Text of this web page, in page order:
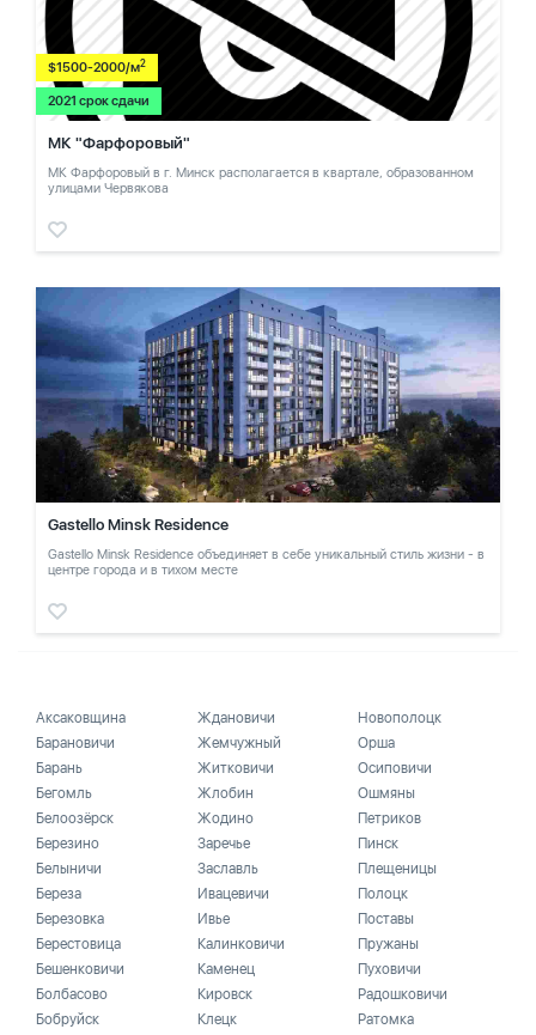
$1500-2000/м2
2021 срок сдачи
МК "Фарфоровый"
МК Фарфоровый в г. Минск располагается в квартале, образованном
улицами Червякова
Gastello Minsk Residence
Gastello Minsk Residence объединяет в себе уникальный стиль жизни - в
центре города и в тихом месте
Аксаковщина
Барановичи
Барань
Бегомль
Белоозёрск
Березино
Белыничи
Береза
Березовка
Берестовица
Бешенковичи
Болбасово
Бобруйск
Ждановичи
Жемчужный
Житковичи
Жлобин
Жодино
Заречье
Заславль
Ивацевичи
Ивье
Калинковичи
Каменец
Кировск
Клецк
Новополоцк
Орша
Осиповичи
Ошмяны
Петриков
Пинск
Плещеницы
Полоцк
Поставы
Пружаны
Пуховичи
Радошковичи
Ратомка